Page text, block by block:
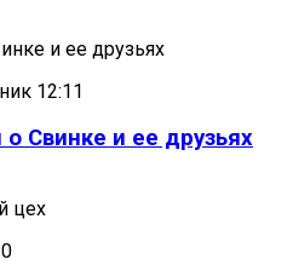
и ее друзьях
12:11
Свинке и ее друзьях
цех